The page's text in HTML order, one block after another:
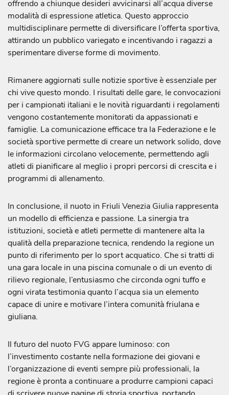
offrendo a chiunque desideri avvicinarsi all’acqua diverse
modalità di espressione atletica. Questo approccio
multidisciplinare permette di diversificare l’offerta sportiva,
attirando un pubblico variegato e incentivando i ragazzi a
sperimentare diverse forme di movimento.
Rimanere aggiornati sulle notizie sportive è essenziale per
chi vive questo mondo. I risultati delle gare, le convocazioni
per i campionati italiani e le novità riguardanti i regolamenti
vengono costantemente monitorati da appassionati e
famiglie. La comunicazione efficace tra la Federazione e le
società sportive permette di creare un network solido, dove
le informazioni circolano velocemente, permettendo agli
atleti di pianificare al meglio i propri percorsi di crescita e i
programmi di allenamento.
In conclusione, il nuoto in Friuli Venezia Giulia rappresenta
un modello di efficienza e passione. La sinergia tra
istituzioni, società e atleti permette di mantenere alta la
qualità della preparazione tecnica, rendendo la regione un
punto di riferimento per lo sport acquatico. Che si tratti di
una gara locale in una piscina comunale o di un evento di
rilievo regionale, l’entusiasmo che circonda ogni tuffo e
ogni virata testimonia quanto l’acqua sia un elemento
capace di unire e motivare l’intera comunità friulana e
giuliana.
Il futuro del nuoto FVG appare luminoso: con
l’investimento costante nella formazione dei giovani e
l’organizzazione di eventi sempre più professionali, la
regione è pronta a continuare a produrre campioni capaci